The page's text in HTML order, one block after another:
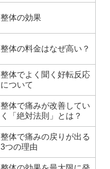
整体の効果
整体の料金はなぜ高い？
整体でよく聞く好転反応
について
整体で痛みが改善してい
く「絶対法則」とは？
整体で痛みの戻りが出る
3つの理由